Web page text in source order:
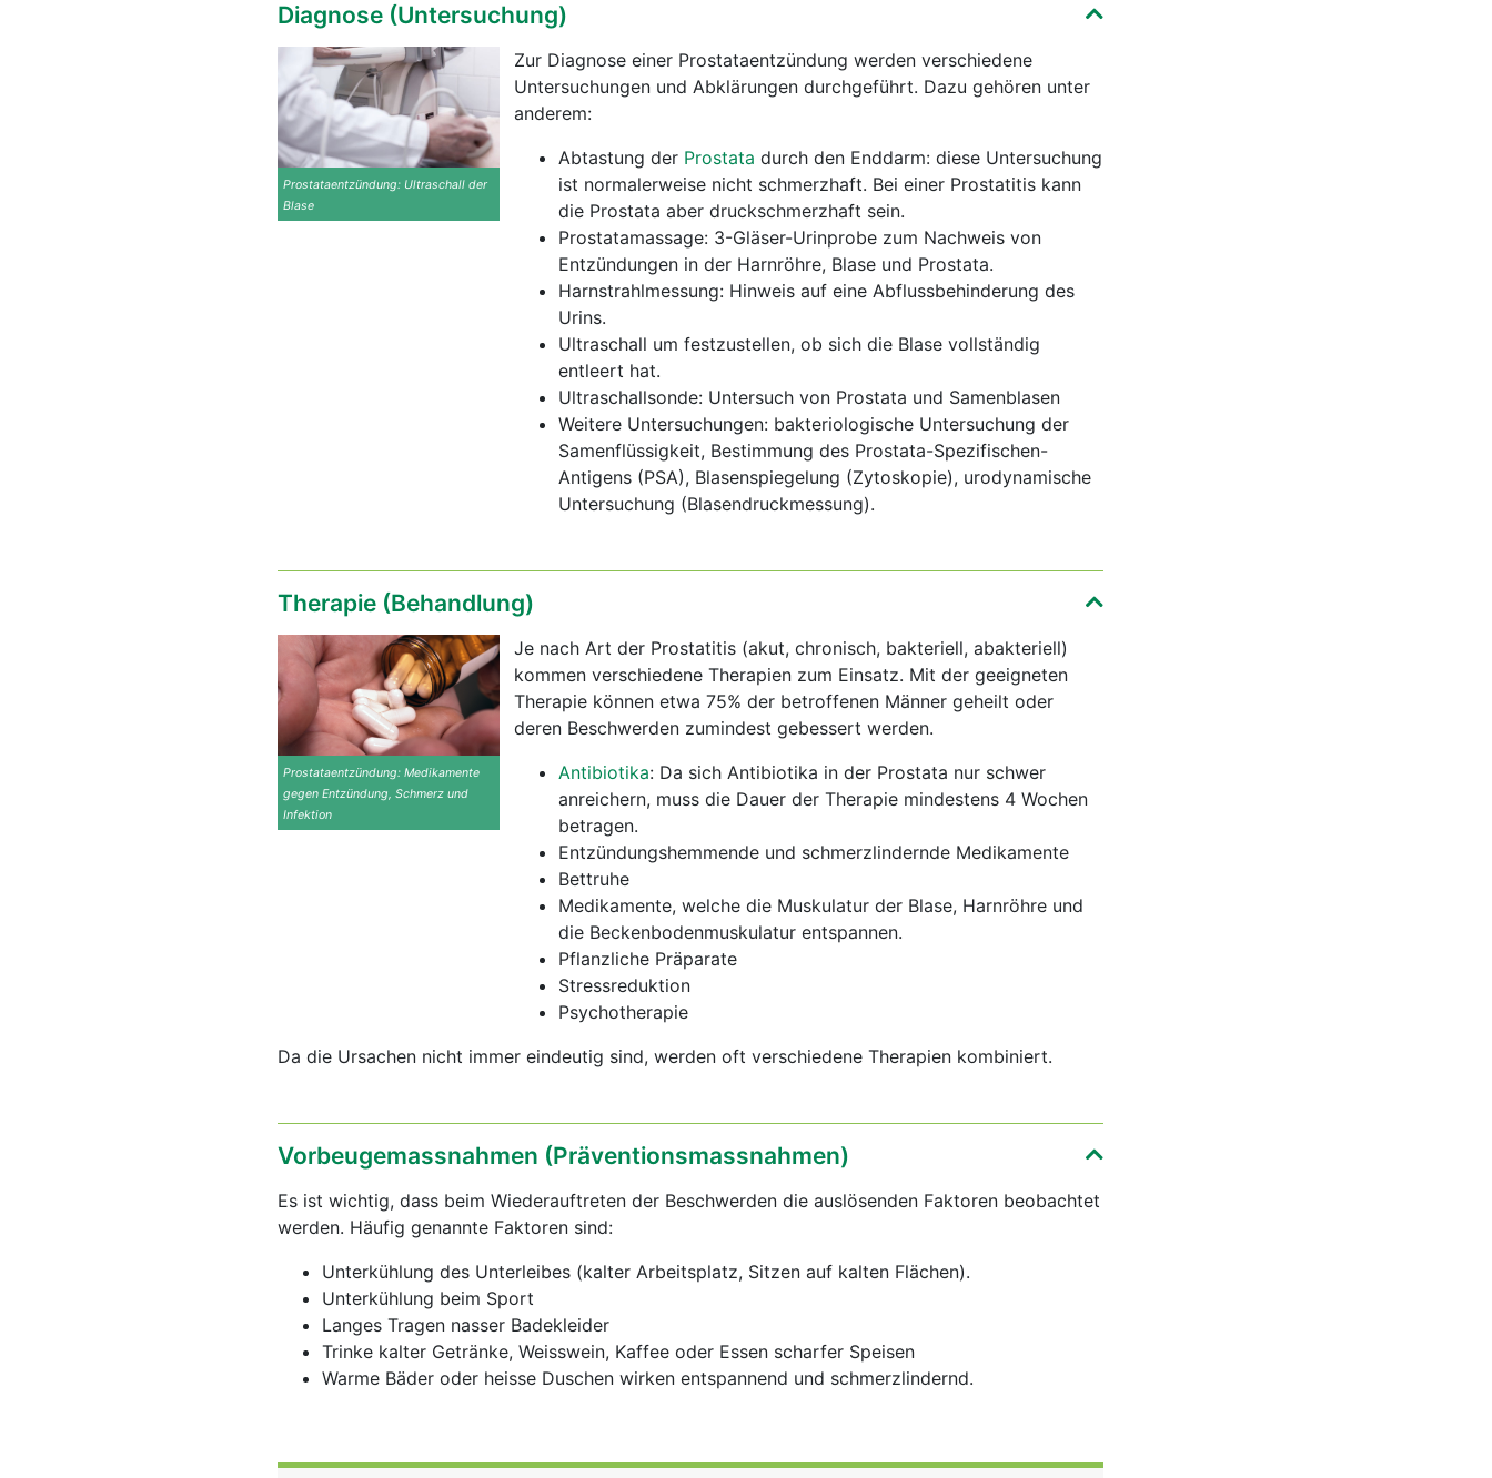
Diagnose (Untersuchung)
Prostataentzündung: Ultraschall der
Blase
Zur Diagnose einer Prostataentzündung werden verschiedene
Untersuchungen und Abklärungen durchgeführt. Dazu gehören unter
anderem:
Abtastung der Prostata durch den Enddarm: diese Untersuchung
ist normalerweise nicht schmerzhaft. Bei einer Prostatitis kann
die Prostata aber druckschmerzhaft sein.
Prostatamassage: 3-Gläser-Urinprobe zum Nachweis von
Entzündungen in der Harnröhre, Blase und Prostata.
Harnstrahlmessung: Hinweis auf eine Abflussbehinderung des
Urins.
Ultraschall um festzustellen, ob sich die Blase vollständig
entleert hat.
Ultraschallsonde: Untersuch von Prostata und Samenblasen
Weitere Untersuchungen: bakteriologische Untersuchung der
Samenflüssigkeit, Bestimmung des Prostata-Spezifischen-
Antigens (PSA), Blasenspiegelung (Zytoskopie), urodynamische
Untersuchung (Blasendruckmessung).
Therapie (Behandlung)
Prostataentzündung: Medikamente
gegen Entzündung, Schmerz und
Infektion
Je nach Art der Prostatitis (akut, chronisch, bakteriell, abakteriell)
kommen verschiedene Therapien zum Einsatz. Mit der geeigneten
Therapie können etwa 75% der betroffenen Männer geheilt oder
deren Beschwerden zumindest gebessert werden.
Antibiotika: Da sich Antibiotika in der Prostata nur schwer
anreichern, muss die Dauer der Therapie mindestens 4 Wochen
betragen.
Entzündungshemmende und schmerzlindernde Medikamente
Bettruhe
Medikamente, welche die Muskulatur der Blase, Harnröhre und
die Beckenbodenmuskulatur entspannen.
Pflanzliche Präparate
Stressreduktion
Psychotherapie
Da die Ursachen nicht immer eindeutig sind, werden oft verschiedene Therapien kombiniert.
Vorbeugemassnahmen (Präventionsmassnahmen)
Es ist wichtig, dass beim Wiederauftreten der Beschwerden die auslösenden Faktoren beobachtet
werden. Häufig genannte Faktoren sind:
Unterkühlung des Unterleibes (kalter Arbeitsplatz, Sitzen auf kalten Flächen).
Unterkühlung beim Sport
Langes Tragen nasser Badekleider
Trinke kalter Getränke, Weisswein, Kaffee oder Essen scharfer Speisen
Warme Bäder oder heisse Duschen wirken entspannend und schmerzlindernd.